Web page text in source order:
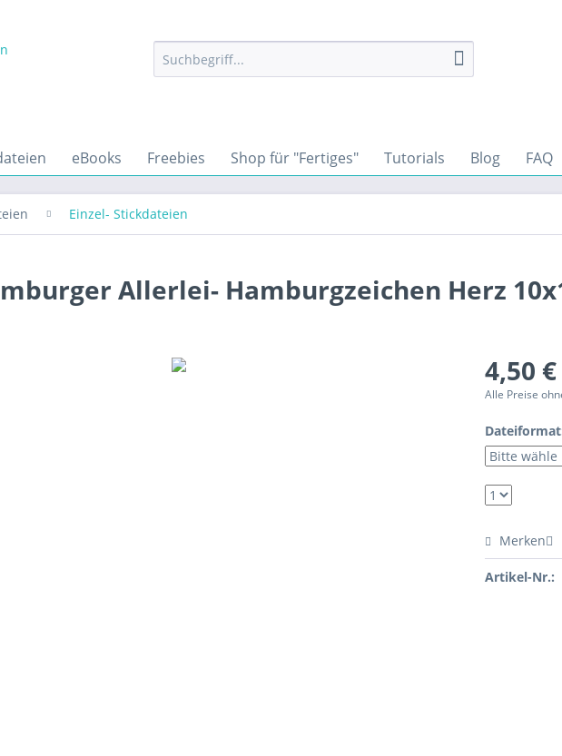
eBooks Freebies Shop für "Fertiges" Tutorials Blog FAQ
Einzel- Stickdateien
Allerlei- Hamburgzeichen Herz
4,50
Alle Preise
Merken
Artikel-Nr.: